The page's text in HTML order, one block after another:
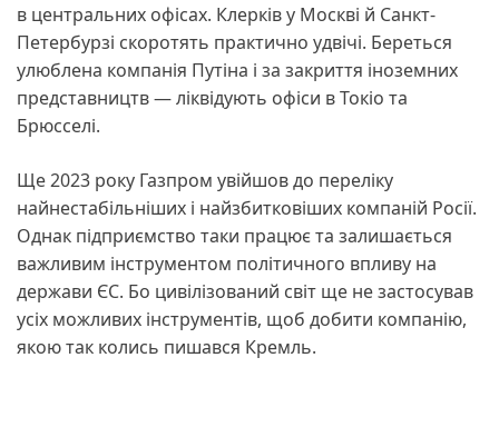
в центральних офісах. Клерків у Москві й Санкт-
Петербурзі скоротять практично удвічі. Береться
улюблена компанія Путіна і за закриття іноземних
представництв — ліквідують офіси в Токіо та
Брюсселі.
Ще 2023 року Газпром увійшов до переліку
найнестабільніших і найзбитковіших компаній Росії.
Однак підприємство таки працює та залишається
важливим інструментом політичного впливу на
держави ЄС. Бо цивілізований світ ще не застосував
усіх можливих інструментів, щоб добити компанію,
якою так колись пишався Кремль.